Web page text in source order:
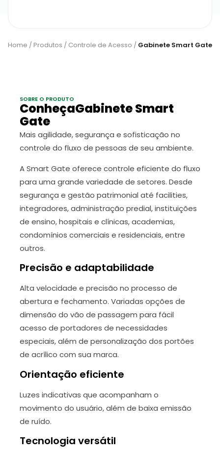
Home / Produtos / Controle de Acesso / Gabinete Smart Gate
SOBRE O PRODUTO
ConheçaGabinete Smart
Gate
Mais agilidade, segurança e sofisticação no
controle do fluxo de pessoas de seu ambiente.
A Smart Gate oferece controle eficiente do fluxo
para uma grande variedade de setores. Desde
segurança e gestão patrimonial até facilities,
integradores, administração predial, instituições
de ensino, hospitais e clínicas, academias,
condomínios comerciais e residenciais, entre
outros.
Precisão e adaptabilidade
Alta velocidade e precisão no processo de
abertura e fechamento. Variadas opções de
dimensão do vão de passagem para fácil
acesso de portadores de necessidades
especiais, além de personalização dos portões
de acrílico com sua marca.
Orientação eficiente
Luzes indicativas que acompanham o
movimento do usuário, além de baixa emissão
de ruído.
Tecnologia versátil